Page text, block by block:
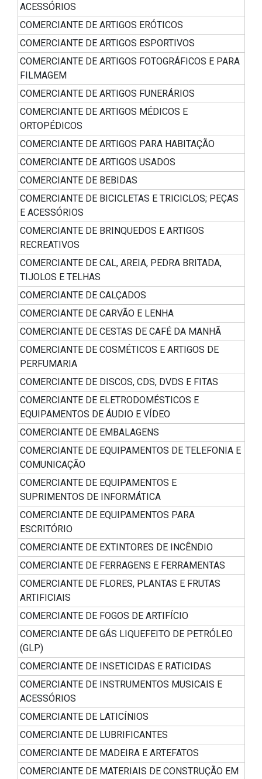
ACESSÓRIOS
COMERCIANTE DE ARTIGOS ERÓTICOS
COMERCIANTE DE ARTIGOS ESPORTIVOS
COMERCIANTE DE ARTIGOS FOTOGRÁFICOS E PARA
FILMAGEM
COMERCIANTE DE ARTIGOS FUNERÁRIOS
COMERCIANTE DE ARTIGOS MÉDICOS E
ORTOPÉDICOS
COMERCIANTE DE ARTIGOS PARA HABITAÇÃO
COMERCIANTE DE ARTIGOS USADOS
COMERCIANTE DE BEBIDAS
COMERCIANTE DE BICICLETAS E TRICICLOS; PEÇAS
E ACESSÓRIOS
COMERCIANTE DE BRINQUEDOS E ARTIGOS
RECREATIVOS
COMERCIANTE DE CAL, AREIA, PEDRA BRITADA,
TIJOLOS E TELHAS
COMERCIANTE DE CALÇADOS
COMERCIANTE DE CARVÃO E LENHA
COMERCIANTE DE CESTAS DE CAFÉ DA MANHÃ
COMERCIANTE DE COSMÉTICOS E ARTIGOS DE
PERFUMARIA
COMERCIANTE DE DISCOS, CDS, DVDS E FITAS
COMERCIANTE DE ELETRODOMÉSTICOS E
EQUIPAMENTOS DE ÁUDIO E VÍDEO
COMERCIANTE DE EMBALAGENS
COMERCIANTE DE EQUIPAMENTOS DE TELEFONIA E
COMUNICAÇÃO
COMERCIANTE DE EQUIPAMENTOS E
SUPRIMENTOS DE INFORMÁTICA
COMERCIANTE DE EQUIPAMENTOS PARA
ESCRITÓRIO
COMERCIANTE DE EXTINTORES DE INCÊNDIO
COMERCIANTE DE FERRAGENS E FERRAMENTAS
COMERCIANTE DE FLORES, PLANTAS E FRUTAS
ARTIFICIAIS
COMERCIANTE DE FOGOS DE ARTIFÍCIO
COMERCIANTE DE GÁS LIQUEFEITO DE PETRÓLEO
(GLP)
COMERCIANTE DE INSETICIDAS E RATICIDAS
COMERCIANTE DE INSTRUMENTOS MUSICAIS E
ACESSÓRIOS
COMERCIANTE DE LATICÍNIOS
COMERCIANTE DE LUBRIFICANTES
COMERCIANTE DE MADEIRA E ARTEFATOS
COMERCIANTE DE MATERIAIS DE CONSTRUÇÃO EM